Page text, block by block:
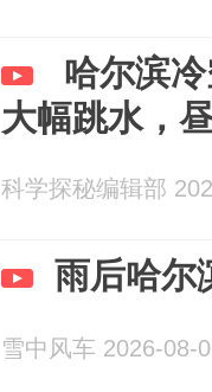
哈尔滨
大幅跳水，
科学探秘编辑部
雨后哈尔
雪中风车 2026-08-